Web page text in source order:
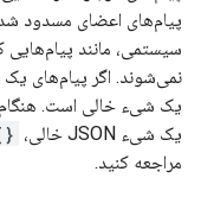
پیام‌های اعضای مسدود
سیستمی، مانند
نمی‌شوند. اگر پیام‌های
یک شیء JSON خالی،
مراجعه کنید.